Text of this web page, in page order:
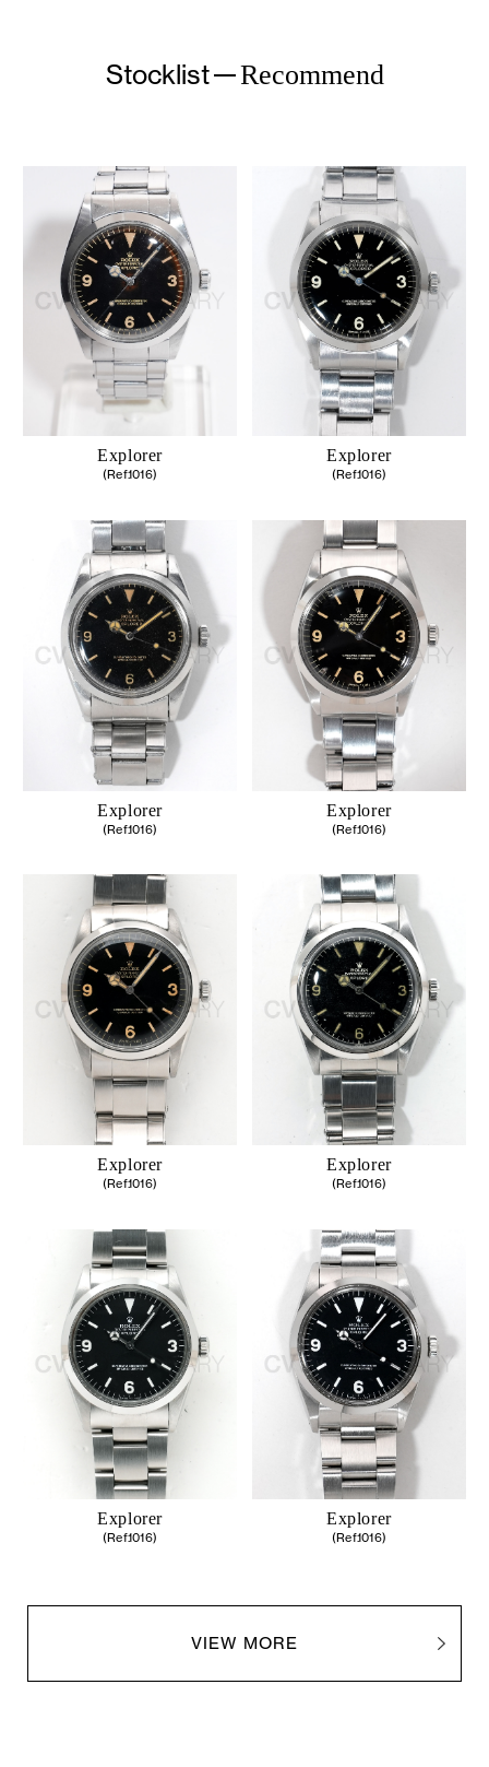
Stocklist Recommend
Explorer
(Ref.1016)
Explorer
(Ref.1016)
Explorer
(Ref.1016)
Explorer
(Ref.1016)
Explorer
(Ref.1016)
Explorer
(Ref.1016)
Explorer
(Ref.1016)
Explorer
(Ref.1016)
VIEW MORE